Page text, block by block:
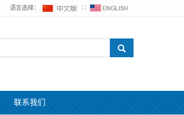
语言选择： ∷
联系我们